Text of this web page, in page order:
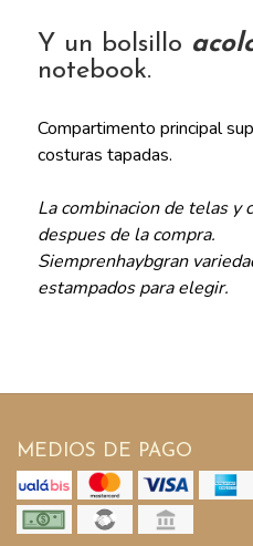
Y un bolsillo
notebook.
Compartimento principal
costuras tapadas.
La combinacion de telas y
despues de la compra.
Siemprenhaybgran
estampados para elegir.
MEDIOS DE PAGO